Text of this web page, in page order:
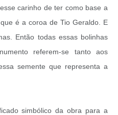
carinho de ter como base a
é a coroa de Tio Geraldo. E
Então todas essas bolinhas
referem-se tanto aos
semente que representa a
simbólico da obra para a